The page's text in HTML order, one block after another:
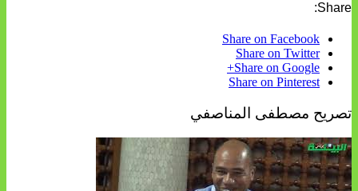
Share:
Share on Facebook
Share on Twitter
Share on Google+
Share on Pinterest
تصريح مصطفى المناصفي